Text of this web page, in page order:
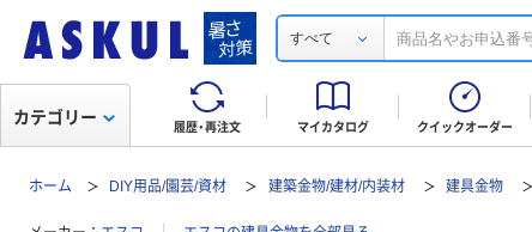
すべて
履歴・再注文 マイカタログ クイックオーダー
カテゴリー
ホーム DIY用品/園芸/資材 建築金物/建材/内装材 建具金物